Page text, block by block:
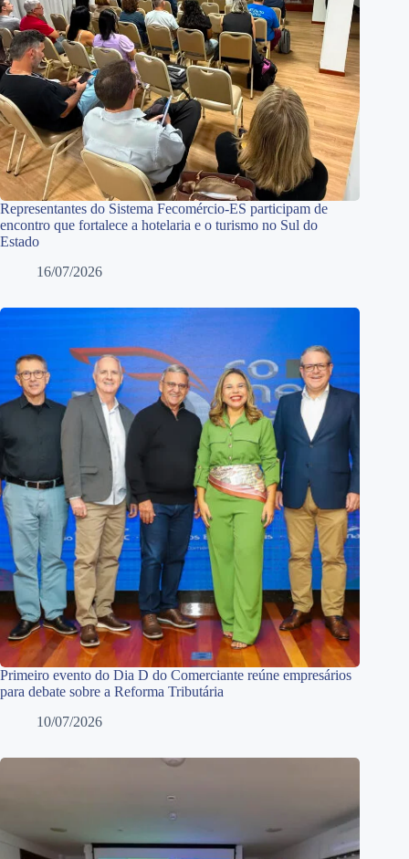
Representantes do Sistema Fecomércio-ES participam de
encontro que fortalece a hotelaria e o turismo no Sul do
Estado
16/07/2026
Primeiro evento do Dia D do Comerciante reúne empresários
para debate sobre a Reforma Tributária
10/07/2026